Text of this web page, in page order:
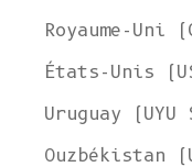
Royaume-Uni
États-Unis
Uruguay (UYU
Ouzbékistan